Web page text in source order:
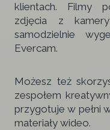
klientach. Filmy
zdjęcia z
samodzielnie
Evercam.
Możesz też
zespołem
przygotuje w pełni
materiały wideo.